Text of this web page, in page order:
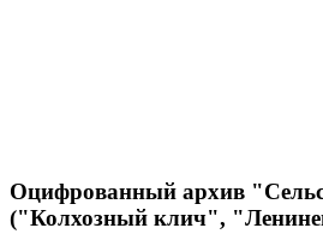
Оцифрованный архив
("Колхозный клич",